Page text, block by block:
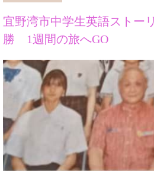
宜野湾市中学生英語ストー
勝 1週間の旅へGO